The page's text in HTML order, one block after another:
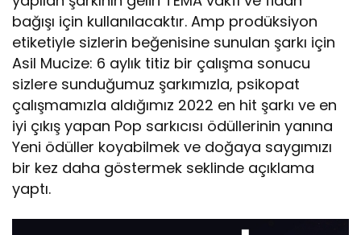
bağışı için kullanılacaktır. Amp prodüksiyon
etiketiyle sizlerin beğenisine sunulan şarkı için
Asil Mucize: 6 aylık titiz bir çalışma sonucu
sizlere sunduğumuz şarkımızla, psikopat
çalışmamızla aldığımız 2022 en hit şarkı ve en
iyi çıkış yapan Pop sarkıcısı ödüllerinin yanına
Yeni ödüller koyabilmek ve doğaya saygımızı
bir kez daha göstermek seklinde açıklama
yaptı.